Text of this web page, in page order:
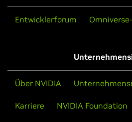
Entwicklerforum
Über NVIDIA
Karriere NVIDIA Foundation